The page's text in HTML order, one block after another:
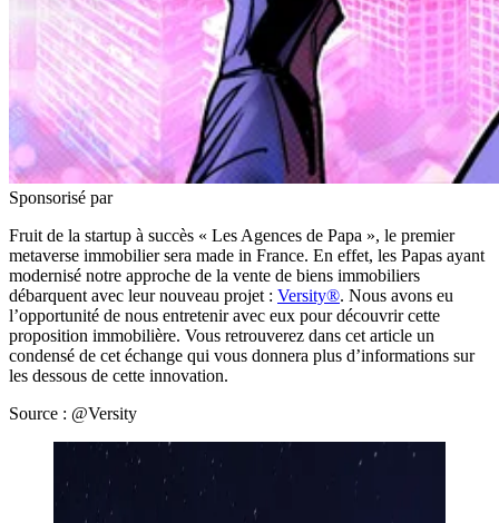
Sponsorisé par
Fruit de la startup à succès « Les Agences de Papa », le premier
metaverse immobilier sera made in France. En effet, les Papas ayant
modernisé notre approche de la vente de biens immobiliers
débarquent avec leur nouveau projet : Versity®. Nous avons eu
l’opportunité de nous entretenir avec eux pour découvrir cette
proposition immobilière. Vous retrouverez dans cet article un
condensé de cet échange qui vous donnera plus d’informations sur
les dessous de cette innovation.
Source : @Versity